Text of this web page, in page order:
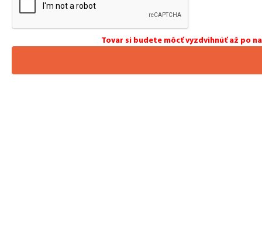
Tovar si budete môcť vyzdvihnúť až po